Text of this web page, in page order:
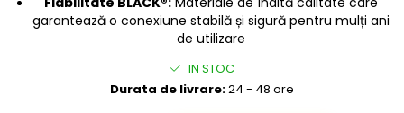
Surubelnite
Tunuri de caldura si aeroteme
garantează o conexiune stabilă și sigură pentru mulți ani
de utilizare
IN STOC
Durata de livrare:24 - 48 ore